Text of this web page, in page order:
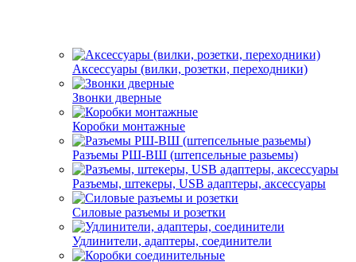
Аксессуары (вилки, розетки, переходники)
Звонки дверные
Коробки монтажные
Разъемы РШ-ВШ (штепсельные разьемы)
Разъемы, штекеры, USB адаптеры, аксессуары
Силовые разъемы и розетки
Удлинители, адаптеры, соединители